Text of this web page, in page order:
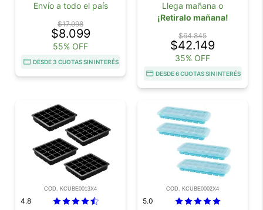
Envío a todo el país
$17.998
$8.099
55% OFF
DESDE 3 CUOTAS SIN INTERÉS
Llega mañana o
¡Retiralo mañana!
$64.845
$42.149
35% OFF
DESDE 6 CUOTAS SIN INTERÉS
COD. KCUBE0013X4
4.8
COD. KCUBE0002X4
5.0